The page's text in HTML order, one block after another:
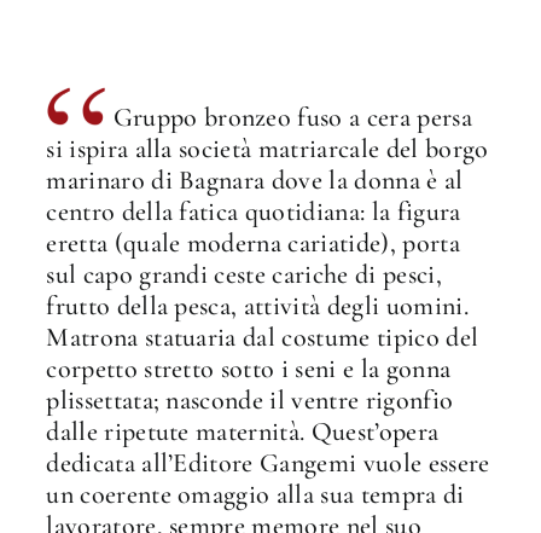
Gruppo bronzeo fuso a cera persa
si ispira alla società matriarcale del borgo
marinaro di Bagnara dove la donna è al
centro della fatica quotidiana: la figura
eretta (quale moderna cariatide), porta
sul capo grandi ceste cariche di pesci,
frutto della pesca, attività degli uomini.
Matrona statuaria dal costume tipico del
corpetto stretto sotto i seni e la gonna
plissettata; nasconde il ventre rigonfio
dalle ripetute maternità. Quest’opera
dedicata all’Editore Gangemi vuole essere
un coerente omaggio alla sua tempra di
lavoratore, sempre memore nel suo